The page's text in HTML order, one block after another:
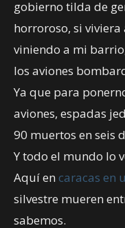
gobierno tilda de
horroroso, si viviera
viniendo a mi
los aviones
Ya que para
aviones, espadas
90 muertos en seis
Y todo el mundo lo
Aquí en caracas en
silvestre mueren
sabemos.